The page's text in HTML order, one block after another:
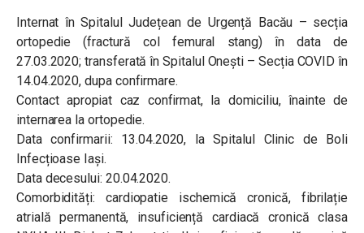
Internat în Spitalul Județean de Urgență Bacău – secția
ortopedie (fractură col femural stang) în data de
27.03.2020; transferată în Spitalul Onești – Secția COVID în
14.04.2020, dupa confirmare.
Contact apropiat caz confirmat, la domiciliu, înainte de
internarea la ortopedie.
Data confirmarii: 13.04.2020, la Spitalul Clinic de Boli
Infecțioase Iași.
Data decesului: 20.04.2020.
Comorbidități: cardiopatie ischemică cronică, fibrilație
atrială permanentă, insuficiență cardiacă cronică clasa